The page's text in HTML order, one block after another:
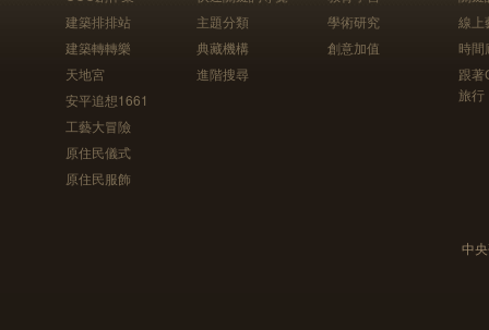
建築排排站
建築轉轉樂
天地宮
安平追想1661
工藝大冒險
原住民儀式
原住民服飾
主題分類
典藏機構
進階搜尋
學術研究
創意加值
線上
時間
跟
旅行
中